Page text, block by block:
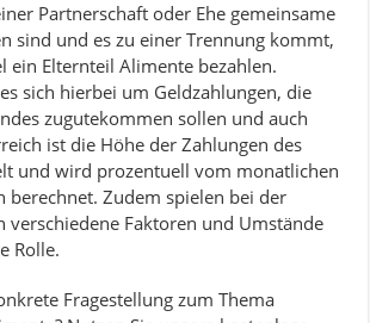
Partnerschaft oder Ehe gemeinsame
sind und es zu einer Trennung kommt,
ein Elternteil Alimente bezahlen.
sich hierbei um Geldzahlungen, die
zugutekommen sollen und auch
ist die Höhe der Zahlungen des
und wird prozentuell vom monatlichen
berechnet. Zudem spielen bei der
verschiedene Faktoren und Umstände
Rolle.
Fragestellung zum Thema